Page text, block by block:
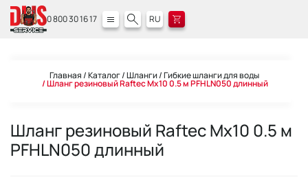
0 800 30 16 17 RU
Главная Каталог Шланги Гибкие шланги для воды
Шланг резиновый Raftec Мx10 0.5 м PFHLN050 длинный
Шланг резиновый Raftec Мx10 0.5 м
PFHLN050 длинный